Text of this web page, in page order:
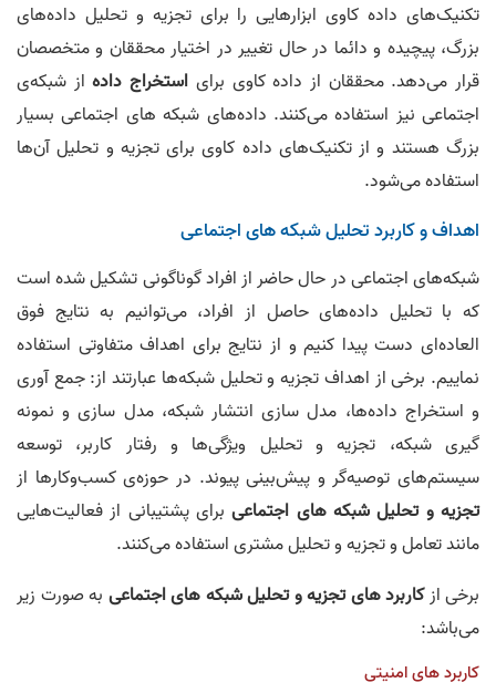
تکنیک‌های داده کاوی ابزارهایی را برای تجزیه و تحلیل داده‌های
بزرگ، پیچیده و دائما در حال تغییر در اختیار محققان و متخصصان
قرار می‌دهد. محققان از داده کاوی برای استخراج دادهاز شبکه‌ی
اجتماعی نیز استفاده می‌کنند. داده‌های شبکه های اجتماعی بسیار
بزرگ هستند و از تکنیک‌های داده کاوی برای تجزیه و تحلیل آن‌ها
استفاده می‌شود.
اهداف و کاربرد تحلیل شبکه های اجتماعی
شبکه‌های اجتماعی در حال حاضر از افراد گوناگونی تشکیل شده است
که با تحلیل داده‌های حاصل از افراد، می‌توانیم به نتایج فوق
العاده‌ای دست پیدا کنیم و از نتایج برای اهداف متفاوتی استفاده
نماییم. برخی از اهداف تجزیه و تحلیل شبکه‌ها عبارتند از: جمع آوری
و استخراج داده‌ها، مدل سازی انتشار شبکه، مدل سازی و نمونه
گیری شبکه، تجزیه و تحلیل ویژگی‌ها و رفتار کاربر، توسعه
سیستم‌های توصیه‌گر و پیش‌بینی پیوند. در حوزه‌ی کسب‌وکارها از
تجزیه و تحلیل شبکه های اجتماعیبرای پشتیبانی از فعالیت‌هایی
مانند تعامل و تجزیه و تحلیل مشتری استفاده می‌کنند.
برخی ازکاربرد های تجزیه و تحلیل شبکه های اجتماعی به صورت زیر
می‌باشد:
کاربرد های امنیتی